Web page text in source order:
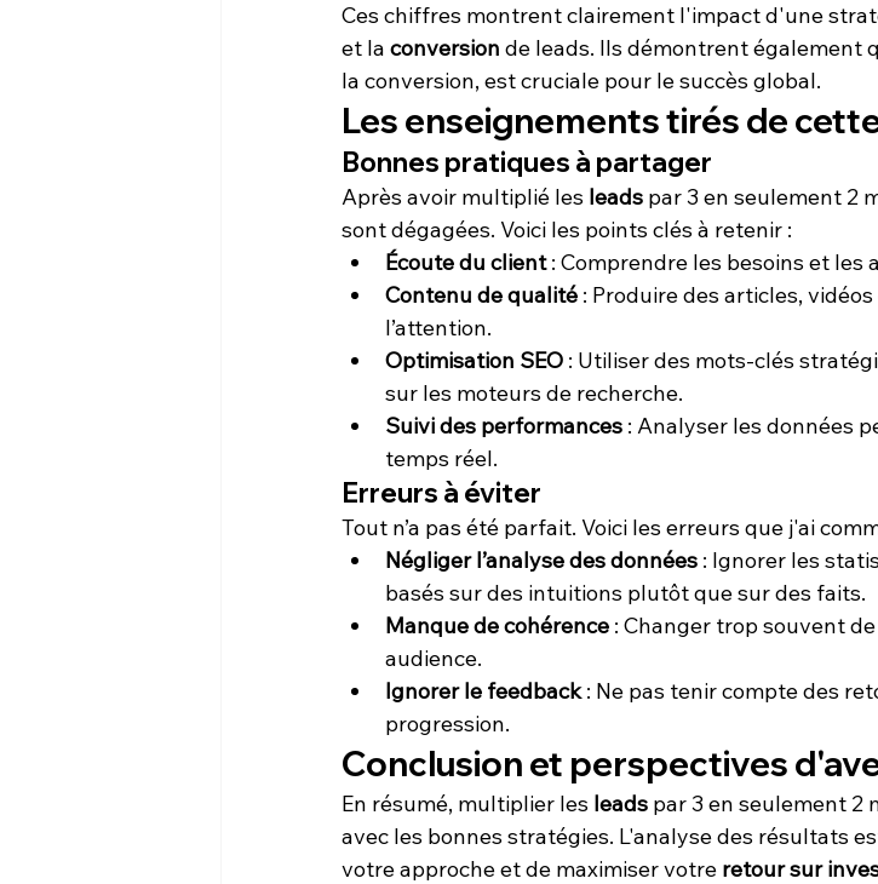
Ces chiffres montrent clairement l'impact d'une
et la conversion de leads. Ils démontrent également
la conversion, est cruciale pour le succès global.
Les enseignements tirés de
Bonnes pratiques à partager
Après avoir multiplié les leads par 3 en seulement 2
sont dégagées. Voici les points clés à retenir :
Écoute du client : Comprendre les besoins et les
Contenu de qualité : Produire des articles,
l’attention.
Optimisation SEO : Utiliser des mots-clés
sur les moteurs de recherche.
Suivi des performances : Analyser les données
temps réel.
Erreurs à éviter
Tout n’a pas été parfait. Voici les erreurs que j'ai
Négliger l’analyse des données : Ignorer les
basés sur des intuitions plutôt que sur des faits.
Manque de cohérence : Changer trop souvent
audience.
Ignorer le feedback : Ne pas tenir compte des
progression.
Conclusion et perspectives
En résumé, multiplier les leads par 3 en seulement 2
avec les bonnes stratégies. L'analyse des résultats
votre approche et de maximiser votre retour sur